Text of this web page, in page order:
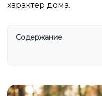
характер дома.
Содержание